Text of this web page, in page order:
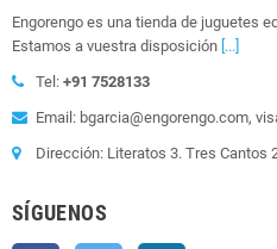
Engorengo es una tienda de juguetes
Estamos a vuestra disposición [...]
Tel: +91 7528133
Email: bgarcia@engorengo.com,
Dirección: Literatos 3. Tres Cantos
SÍGUENOS